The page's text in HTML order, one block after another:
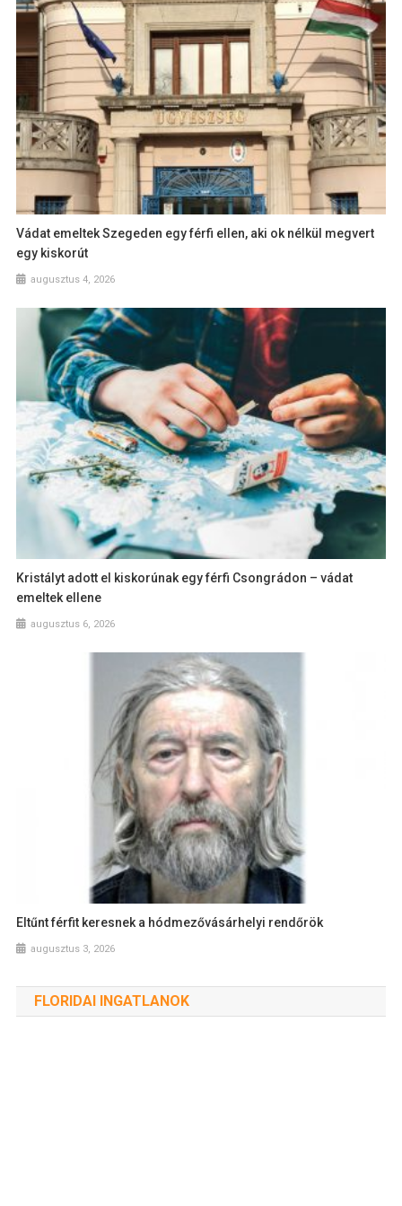
Vádat emeltek Szegeden egy férfi ellen, aki ok nélkül megvert
egy kiskorút
augusztus 4, 2026
Kristályt adott el kiskorúnak egy férfi Csongrádon – vádat
emeltek ellene
augusztus 6, 2026
Eltűnt férfit keresnek a hódmezővásárhelyi rendőrök
augusztus 3, 2026
FLORIDAI INGATLANOK